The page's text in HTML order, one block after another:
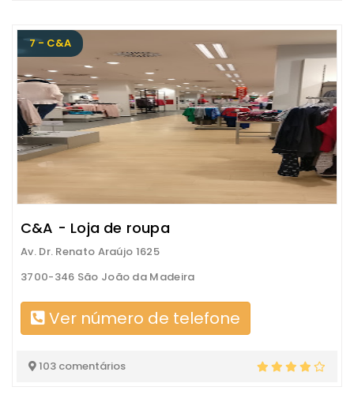
7 - C&A
C&A - Loja de roupa
Av. Dr. Renato Araújo 1625
3700-346 São João da Madeira
Ver número de telefone
103 comentários